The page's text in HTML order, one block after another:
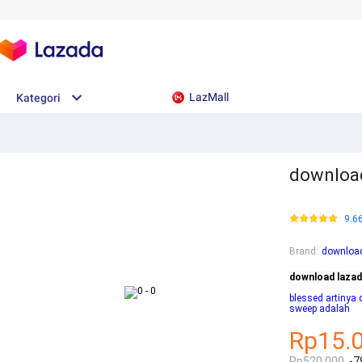
Kategori LazMall
Brand :
download
blessed artinya
sweep adalah